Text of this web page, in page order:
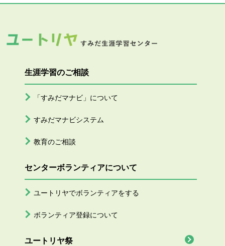
生涯学習のご相談
「すみだマナビ」について
すみだマナビシステム
教育のご相談
センターボランティアについて
ユートリヤでボランティアをする
ボランティア登録について
ユートリヤ祭